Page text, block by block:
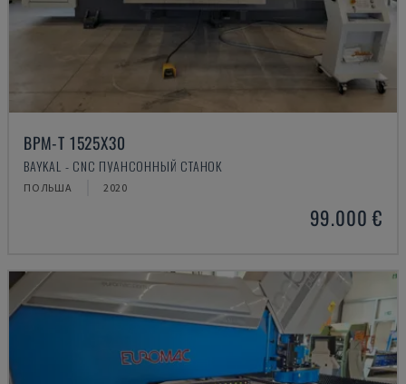
BPM-T 1525X30
BAYKAL - CNC ПУАНСОННЫЙ СТАНОК
ПОЛЬША 2020
99.000 €